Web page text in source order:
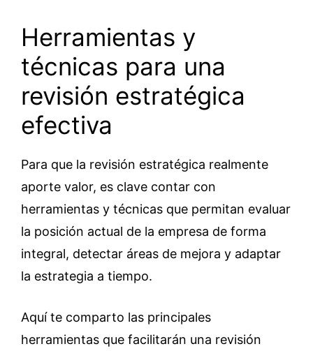
Herramientas y
técnicas para una
revisión estratégica
efectiva
Para que la revisión estratégica realmente
aporte valor, es clave contar con
herramientas y técnicas que permitan evaluar
la posición actual de la empresa de forma
integral, detectar áreas de mejora y adaptar
la estrategia a tiempo.
Aquí te comparto las principales
herramientas que facilitarán una revisión